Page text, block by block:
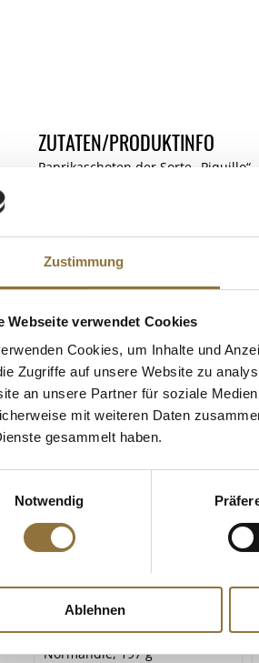
Zustimmung
Webseite verwendet Cookies
Cookies, um Inhalte und
Zugriffe auf unsere Website zu
an unsere Partner für soziale
mit weiteren Daten
gesammelt haben.
Notwendig
Ablehnen
ZUTATEN/PRODUKTINFO
Paprikaschoten der Sorte
Verantwortlicher Unternehmer:
NÄHRWERTTABELLE
Nährwerte
Brennwert
Fett
davon gesättigte Fettsäuren
Kohlenhydrate
davon Zucker
Eiweiß
Salz
KUNDEN
LEBENSMITTELKENNZEICHNUNGEN
Crème Fraîche d´ Isigny, AOP,
35% Fett, Tribehou de
Normandie, 197 g